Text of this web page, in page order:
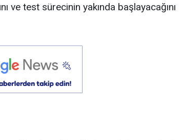
ve test sürecinin yakında başlayacağını